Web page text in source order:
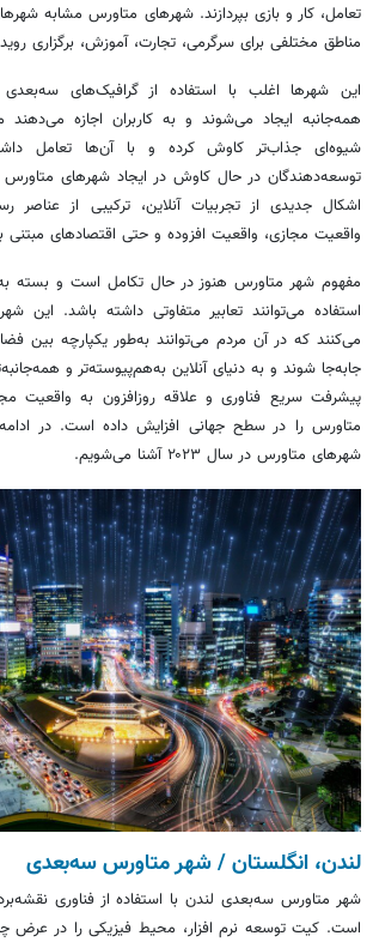
تعامل، کار و بازی بپردازند. شهرهای متاورسمشابه
مناطق مختلفی برای سرگرمی، تجارت، آموزش، برگزاری
این شهرها اغلب با استفاده از گرافیک‌های
همه‌جانبه ایجاد می‌شوند و به کاربران اجازه
شیوه‌ای جذاب‌تر کاوش کرده و با آن‌ها تعامل
توسعه‌دهندگان در حال کاوش در ایجاد شهرهای متاورس
اشکال جدیدی از تجربیات آنلاین، ترکیبی از عناصر
واقعیت مجازی، واقعیت افزوده و حتی اقتصادهای
مفهوم شهر متاورسهنوز در حال تکامل است و بسته
استفاده می‌توانند تعابیر متفاوتی داشته باشد. این
می‌کنند که در آن مردم می‌توانند به‌طور یکپارچه بین
جابه‌جا شوند و به دنیای آنلاین به‌هم‌پیوسته‌تر و
پیشرفت سریع فناوری و علاقه روزافزون به واقعیت
متاورس را در سطح جهانی افزایش داده است. در ادامه
شهرهای متاورس در سال ۲۰۲۳ آشنا می‌شویم.
لندن، انگلستان / شهرمتاورسسه‌بعدی
شهر متاورسسه‌بعدی لندن با استفاده از فناوری
است. کیت توسعه نرم افزار، محیط فیزیکی را در عرض